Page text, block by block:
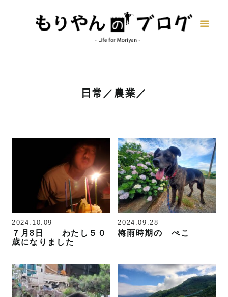
日常 農業
2024.10.09
７月8日 わたし５０
歳になりました
2024.09.28
梅雨時期の ぺこ